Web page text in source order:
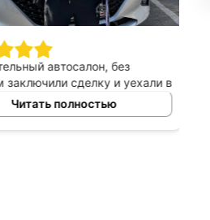
автосалон, без
заключили сделку и уехали в
на новой машине.
Читать полностью